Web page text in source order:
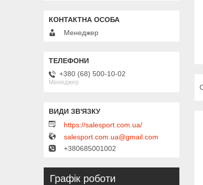
Менеджер
+380 (68) 500-10-02
Менеджер
https://salesport.com.ua/
salesport.com.ua@gmail.com
+380685001002
Графік роботи